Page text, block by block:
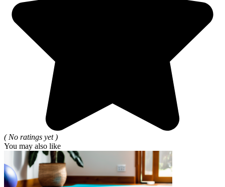
( No ratings yet )
You may also like